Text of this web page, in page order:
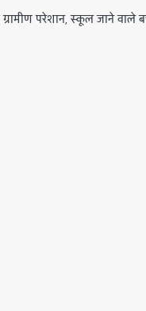
परेशान, स्कूल जाने वाले